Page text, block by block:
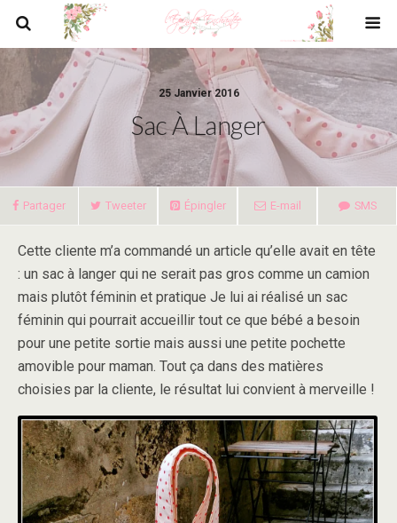
25 Janvier 2016
Sac À Langer
Partager Tweeter Épingler E-mail SMS
Cette cliente m’a commandé un article qu’elle avait en tête
: un sac à langer qui ne serait pas gros comme un camion
mais plutôt féminin et pratique Je lui ai réalisé un sac
féminin qui pourrait accueillir tout ce que bébé a besoin
pour une petite sortie mais aussi une petite pochette
amovible pour maman. Tout ça dans des matières
choisies par la cliente, le résultat lui convient à merveille !